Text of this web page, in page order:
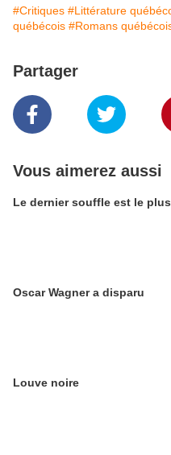
#Critiques #Littérature
québécois #Romans
Partager
Vous aimerez aussi
Le dernier souffle est le
Oscar Wagner a disparu
Louve noire